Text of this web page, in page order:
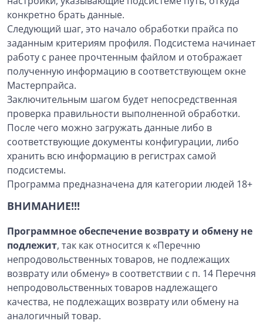
конкретно брать данные.
Следующий шаг, это начало обработки прайса по
заданным критериям профиля. Подсистема начинает
работу с ранее прочтенным файлом и отображает
полученную информацию в соответствующем окне
Мастерпрайса.
Заключительным шагом будет непосредственная
проверка правильности выполненной обработки.
После чего можно загружать данные либо в
соответствующие документы конфигурации, либо
хранить всю информацию в регистрах самой
подсистемы.
Программа предназначена для категории людей 18+
ВНИМАНИЕ!!!
Программное обеспечение возврату и обмену не
подлежит, так как относится к «Перечню
непродовольственных товаров, не подлежащих
возврату или обмену» в соответствии с п. 14 Перечня
непродовольственных товаров надлежащего
качества, не подлежащих возврату или обмену на
аналогичный товар.